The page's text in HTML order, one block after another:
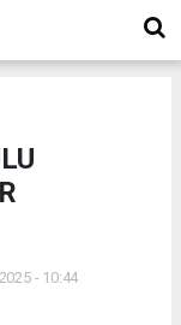
- 10:44